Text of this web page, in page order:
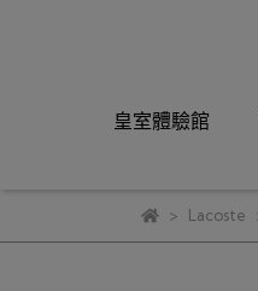
皇室體驗館
Lacoste